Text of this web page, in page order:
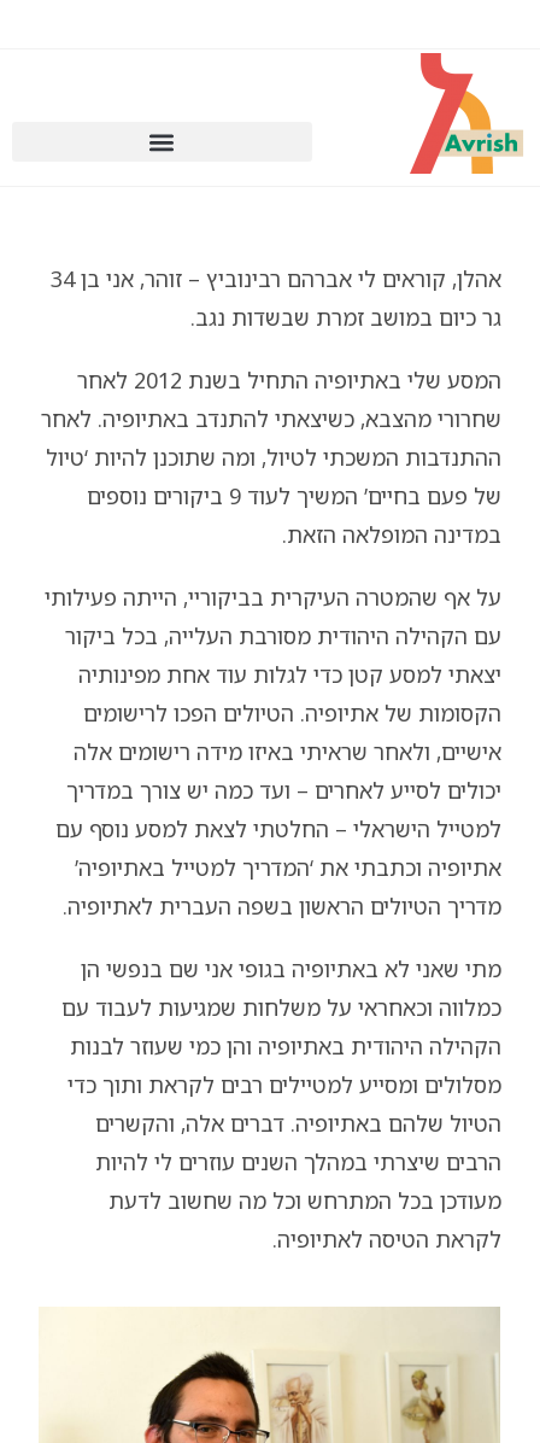
אהלן, קוראים לי אברהם רבינוביץ – זוהר, אני בן 34
גר כיום במושב זמרת שבשדות נגב.
המסע שלי באתיופיה התחיל בשנת 2012 לאחר
שחרורי מהצבא, כשיצאתי להתנדב באתיופיה. לאחר
ההתנדבות המשכתי לטיול, ומה שתוכנן להיות ‘טיול
של פעם בחיים’ המשיך לעוד 9 ביקורים נוספים
במדינה המופלאה הזאת.
על אף שהמטרה העיקרית בביקוריי, הייתה פעילותי
עם הקהילה היהודית מסורבת העלייה, בכל ביקור
יצאתי למסע קטן כדי לגלות עוד אחת מפינותיה
הקסומות של אתיופיה. הטיולים הפכו לרישומים
אישיים, ולאחר שראיתי באיזו מידה רישומים אלה
יכולים לסייע לאחרים – ועד כמה יש צורך במדריך
למטייל הישראלי – החלטתי לצאת למסע נוסף עם
אתיופיה וכתבתי את ‘המדריך למטייל באתיופיה’
מדריך הטיולים הראשון בשפה העברית לאתיופיה.
מתי שאני לא באתיופיה בגופי אני שם בנפשי הן
כמלווה וכאחראי על משלחות שמגיעות לעבוד עם
הקהילה היהודית באתיופיה והן כמי שעוזר לבנות
מסלולים ומסייע למטיילים רבים לקראת ותוך כדי
הטיול שלהם באתיופיה. דברים אלה, והקשרים
הרבים שיצרתי במהלך השנים עוזרים לי להיות
מעודכן בכל המתרחש וכל מה שחשוב לדעת
לקראת הטיסה לאתיופיה.